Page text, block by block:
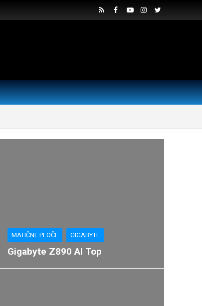
MATIČNE PLOČE GIGABYTE
Gigabyte Z890 AI Top